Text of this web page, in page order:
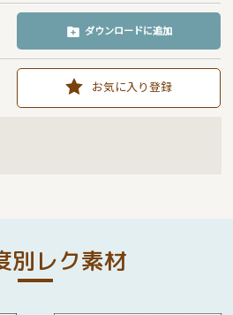
ダウンロードに追加
お気に入り登録
別レク素材